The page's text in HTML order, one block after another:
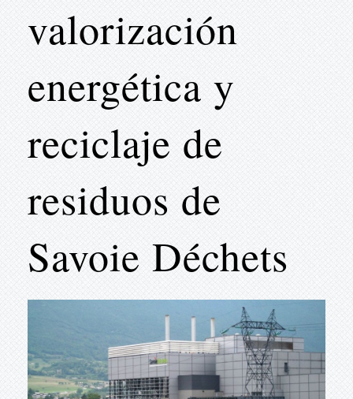
valorización
energética y
reciclaje de
residuos de
Savoie Déchets